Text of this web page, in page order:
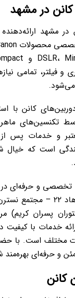
کانن در مشهد
در مشهد
و فیلتر، تمامی
می‌شود.
کانن با
توسط تکنسین‌های
و خدمات پس
است که خیال
تخصصی و حرفه‌ای
ما در ملک آباد – فرهاد
رستوران پسران کریم)
خدمات با کیفیت
مختلف است. با
و حرفه‌ای بهره‌مند
کانن